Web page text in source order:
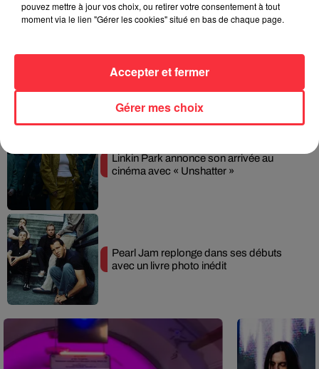
téléphonique pour...
Linkin Park annonce son arrivée au
cinéma avec « Unshatter »
Pearl Jam replonge dans ses débuts
avec un livre photo inédit
pouvez mettre à jour vos choix, ou retirer votre consentement à tout
moment via le lien "Gérer les cookies" situé en bas de chaque page.
Gérer mes choix
Accepter et fermer